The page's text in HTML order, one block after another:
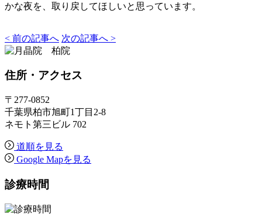
かな夜を、取り戻してほしいと思っています。
< 前の記事へ 次の記事へ >
住所 ・アクセス
〒277-0852
千葉県柏市旭町1丁目2-8
ネモト第三ビル 702
道順を見る
Google Mapを見る
診療時間